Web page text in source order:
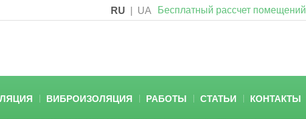
RU UA Бесплатный рассчет помещений
ВИБРОИЗОЛЯЦИЯ РАБОТЫ СТАТЬИ КОНТАКТЫ